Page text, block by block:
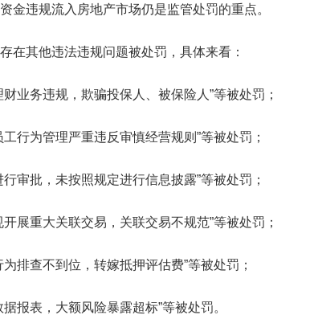
金违规流入房地产市场仍是监管处罚的重点。
其他违法违规问题被处罚，具体来看：
业务违规，欺骗投保人、被保险人”等被处罚；
行为管理严重违反审慎经营规则”等被处罚；
审批，未按照规定进行信息披露”等被处罚；
展重大关联交易，关联交易不规范”等被处罚；
排查不到位，转嫁抵押评估费”等被处罚；
报表，大额风险暴露超标”等被处罚。